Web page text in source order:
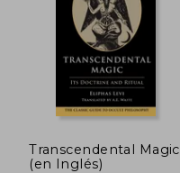
dcto.
Transcendental Magic
(en Inglés)